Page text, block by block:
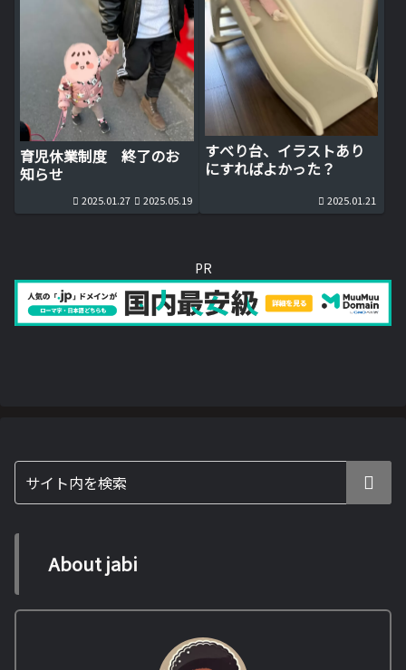
育児休業制度 終了のお
知らせ
2025.01.27 2025.05.19
すべり台、イラストあり
にすればよかった？
2025.01.21
PR
About jabi